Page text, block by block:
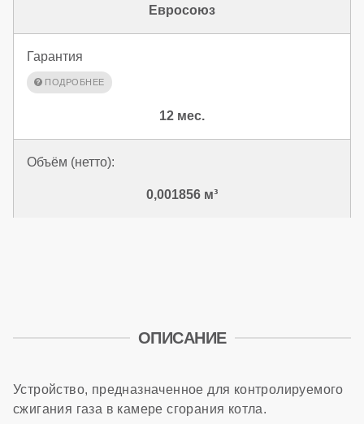
Евросоюз
Гарантия
12 мес.
Объём (нетто):
0,001856 м³
ОПИСАНИЕ
Устройство, предназначенное для контролируемого
сжигания газа в камере сгорания котла.